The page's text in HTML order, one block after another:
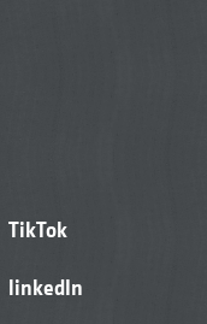
TikTok
linkedIn